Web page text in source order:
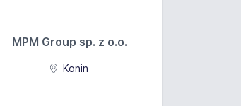
MPM Group sp. z o.o.
Konin